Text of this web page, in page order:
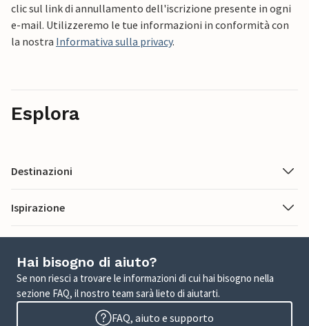
clic sul link di annullamento dell'iscrizione presente in ogni
e-mail. Utilizzeremo le tue informazioni in conformità con
la nostra Informativa sulla privacy.
Esplora
Destinazioni
Ispirazione
Hai bisogno di aiuto?
Se non riesci a trovare le informazioni di cui hai bisogno nella
sezione FAQ, il nostro team sarà lieto di aiutarti.
FAQ, aiuto e supporto